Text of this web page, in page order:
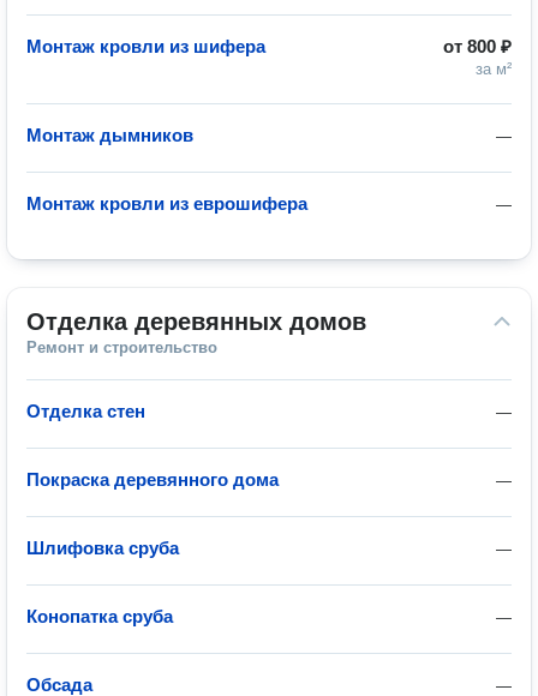
от 800 ₽
за м²
Монтаж кровли из шифера
—
Монтаж дымников
—
Монтаж кровли из еврошифера
Отделка деревянных домов
Ремонт и строительство
—
Отделка стен
—
Покраска деревянного дома
—
Шлифовка сруба
—
Конопатка сруба
—
Обсада